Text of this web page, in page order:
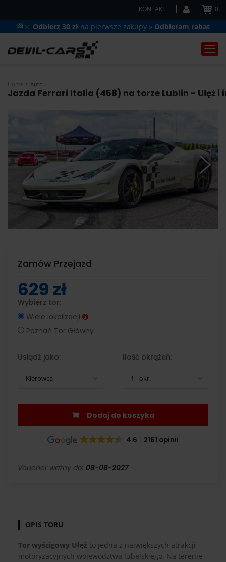
KONTAKT 0
🏁🔆 Odbierz 30 zł na pierwsze zakupy » Odbieram rabat
Home Auto
Jazda Ferrari Italia (458) na torze Lublin - Ułęż i
Zamów Przejazd
629 zł
Wybierz tor:
Wiele lokalizacji
Poznań Tor Główny
Usiądź jako:
Kierowca
Ilość okrążeń:
1 - okr.
Dodaj do koszyka
4.6 2161 opinii
Voucher ważny do: 08-08-2027
OPIS TORU
Tor wyścigowy Ułęż to jedna z największych atrakcji
motoryzacyjnych województwa lubelskiego. Na terenie